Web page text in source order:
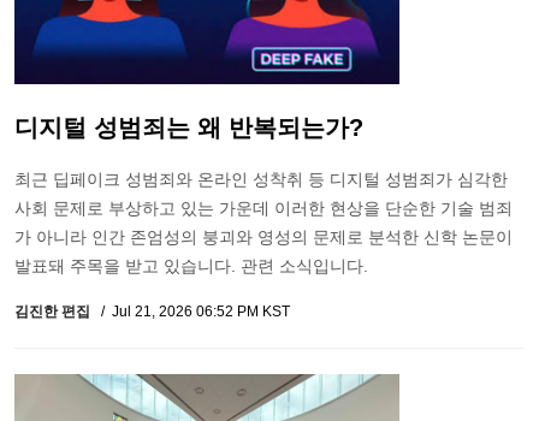
디지털 성범죄는 왜 반복되는가?
최근 딥페이크 성범죄와 온라인 성착취 등 디지털 성범죄가 심각한
사회 문제로 부상하고 있는 가운데 이러한 현상을 단순한 기술 범죄
가 아니라 인간 존엄성의 붕괴와 영성의 문제로 분석한 신학 논문이
발표돼 주목을 받고 있습니다. 관련 소식입니다.
김진한 편집 Jul 21, 2026 06:52 PM KST